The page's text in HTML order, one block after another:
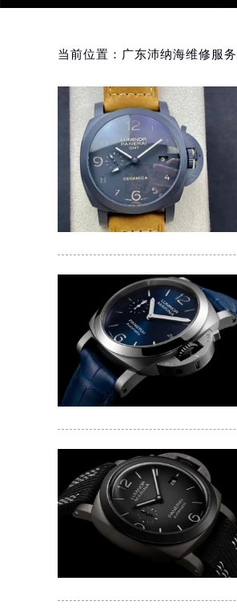
当前位置： 广东沛纳海维修服